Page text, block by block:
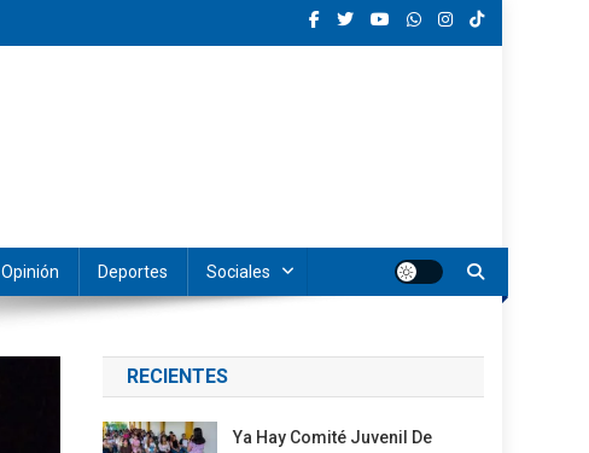
Opinión Deportes Sociales
RECIENTES
Ya Hay Comité Juvenil De